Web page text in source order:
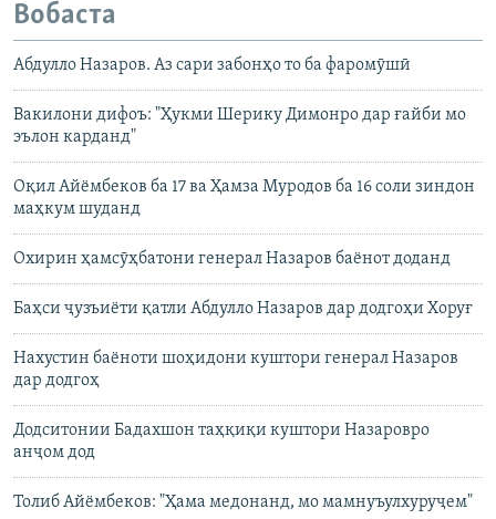
Вобаста
Абдулло Назаров. Аз сари забонҳо то ба фаромӯшӣ
Вакилони дифоъ: "Ҳукми Шерику Димонро дар ғайби мо
эълон карданд"
Оқил Айёмбеков ба 17 ва Ҳамза Муродов ба 16 соли зиндон
маҳкум шуданд
Охирин ҳамсӯҳбатони генерал Назаров баёнот доданд
Баҳси ҷузъиёти қатли Абдулло Назаров дар додгоҳи Хоруғ
Нахустин баёноти шоҳидони куштори генерал Назаров
дар додгоҳ
Додситонии Бадахшон таҳқиқи куштори Назаровро
анҷом дод
Толиб Айёмбеков: "Ҳама медонанд, мо мамнуъулхуруҷем"